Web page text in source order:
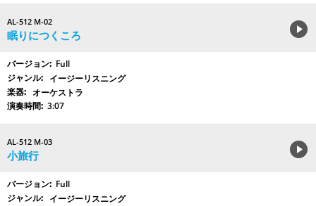
AL-512 M-02
眠りにつくころ
Full
イージーリスニング
オーケストラ
3:07
AL-512 M-03
小旅行
Full
イージーリスニング